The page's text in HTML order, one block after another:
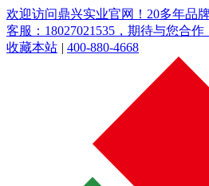
欢迎访问鼎兴实业官网！20多年品
客服：18027021535，期待与您合作
收藏本站 | 400-880-4668